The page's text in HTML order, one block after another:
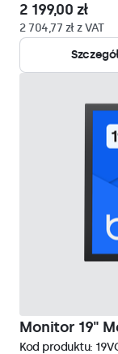
2 199,00 zł
2 704,77 zł z VAT
Monitor 19"
Kod produktu: